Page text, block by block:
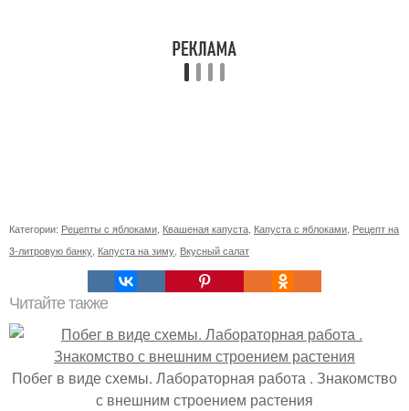
Категории: Рецепты с яблоками Квашеная капуста Капуста с яблоками Рецепт на
3-литровую банку Капуста на зиму Вкусный салат
Читайте также
Побег в виде схемы. Лабораторная работа . Знакомство
с внешним строением растения